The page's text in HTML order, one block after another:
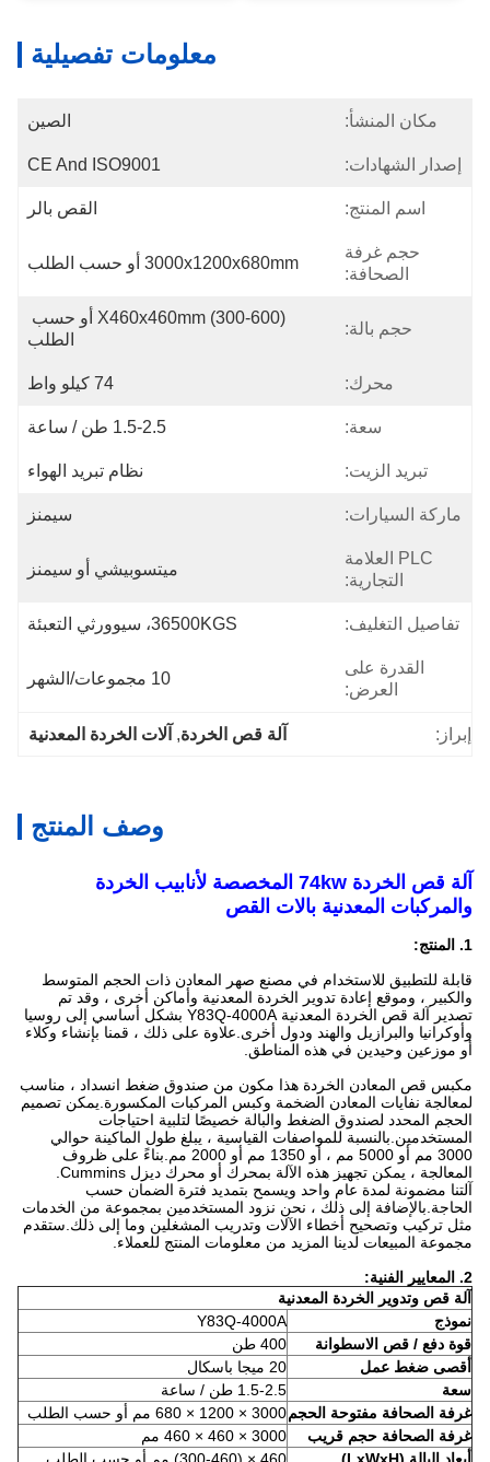
معلومات تفصيلية
مكان المنشأ: الصين
إصدار الشهادات: CE And ISO9001
اسم المنتج: القص بالر
حجم غرفة
الصحافة:
3000x1200x680mm أو حسب الطلب
حجم بالة:
(300-600) X460x460mm أو حسب
الطلب
محرك: 74 كيلو واط
سعة: 1.5-2.5 طن / ساعة
تبريد الزيت: نظام تبريد الهواء
ماركة السيارات: سيمنز
PLC العلامة
التجارية:
ميتسوبيشي أو سيمنز
تفاصيل التغليف: 36500KGS، سيوورثي التعبئة
القدرة على
العرض:
10 مجموعات/الشهر
إبراز: آلة قص الخردة, آلات الخردة المعدنية
وصف المنتج
آلة قص الخردة 74kw المخصصة لأنابيب الخردة
والمركبات المعدنية بالات القص
1. المنتج:
قابلة للتطبيق للاستخدام في مصنع صهر المعادن ذات الحجم المتوسط ​​
والكبير ، وموقع إعادة تدوير الخردة المعدنية وأماكن أخرى ، وقد تم
تصدير آلة قص الخردة المعدنية Y83Q-4000A بشكل أساسي إلى روسيا
وأوكرانيا والبرازيل والهند ودول أخرى.علاوة على ذلك ، قمنا بإنشاء وكلاء
أو موزعين وحيدين في هذه المناطق.
مكبس قص المعادن الخردة هذا مكون من صندوق ضغط انسداد ، مناسب
لمعالجة نفايات المعادن الضخمة وكبس المركبات المكسورة.يمكن تصميم
الحجم المحدد لصندوق الضغط والبالة خصيصًا لتلبية احتياجات
المستخدمين.بالنسبة للمواصفات القياسية ، يبلغ طول الماكينة حوالي
3000 مم أو 5000 مم ، أو 1350 مم أو 2000 مم.بناءً على ظروف
المعالجة ، يمكن تجهيز هذه الآلة بمحرك أو محرك ديزل Cummins.
آلتنا مضمونة لمدة عام واحد ويسمح بتمديد فترة الضمان حسب
الحاجة.بالإضافة إلى ذلك ، نحن نزود المستخدمين بمجموعة من الخدمات
مثل تركيب وتصحيح أخطاء الآلات وتدريب المشغلين وما إلى ذلك.ستقدم
مجموعة المبيعات لدينا المزيد من معلومات المنتج للعملاء.
2. المعايير الفنية:
آلة قص وتدوير الخردة المعدنية
نموذج
Y83Q-4000A
قوة دفع / قص الاسطوانة
400 طن
أقصى ضغط عمل
20 ميجا باسكال
سعة
1.5-2.5 طن / ساعة
غرفة الصحافة مفتوحة الحجم3000 × 1200 × 680 مم أو حسب الطلب
غرفة الصحافة حجم قريب
3000 × 460 × 460 مم